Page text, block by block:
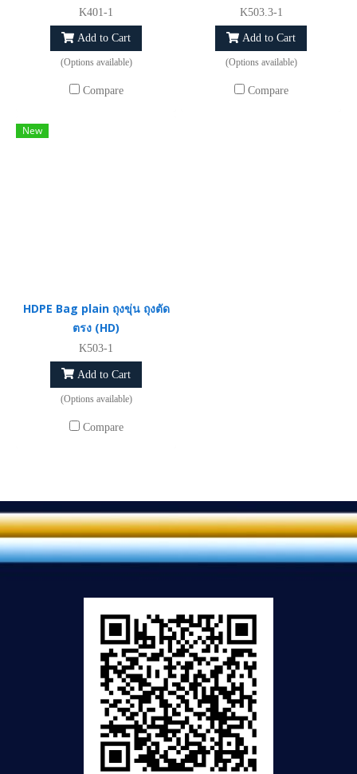
K401-1
Add to Cart
(Options available)
Compare
K503.3-1
Add to Cart
(Options available)
Compare
New
HDPE Bag plain ถุงขุ่น ถุงตัด
ตรง (HD)
K503-1
Add to Cart
(Options available)
Compare